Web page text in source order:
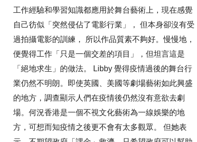
工作經驗和學習知識都應用於舞台藝術上，現在感覺
自己彷似「突然侵佔了電影行業」， 但本身卻沒有受
過拍攝電影的訓練， 所以作品質素不夠好。慢慢地，
便覺得工作「只是一個交差的項目」，但坦言這是
「絕地求生」的做法。 Libby 覺得疫情過後的舞台行
業仍然不明朗。即使英國、美國等劇場藝術如此興盛
的地方，調查顯示人們在疫情後仍然沒有意欲去劇
場。何況香港是一個不視文化藝術為一線娛樂的地
方，可想而知疫情之後更不會有太多觀眾。 但她表